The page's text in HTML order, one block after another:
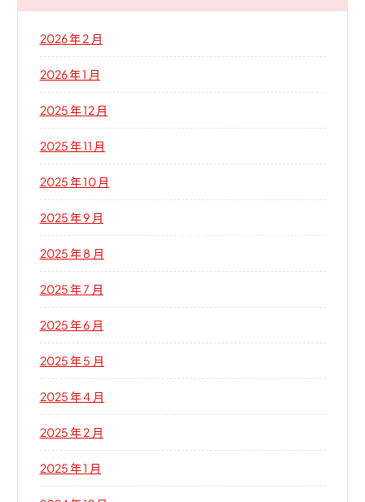
2026 年 2 月
2026 年 1 月
2025 年 12 月
2025 年 11 月
2025 年 10 月
2025 年 9 月
2025 年 8 月
2025 年 7 月
2025 年 6 月
2025 年 5 月
2025 年 4 月
2025 年 2 月
2025 年 1 月